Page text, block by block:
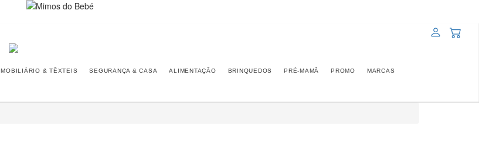
MOBILIÁRIO & TÊXTEIS SEGURANÇA & CASA ALIMENTAÇÃO BRINQUEDOS PRÉ-MAMÃ PROMO MARCAS